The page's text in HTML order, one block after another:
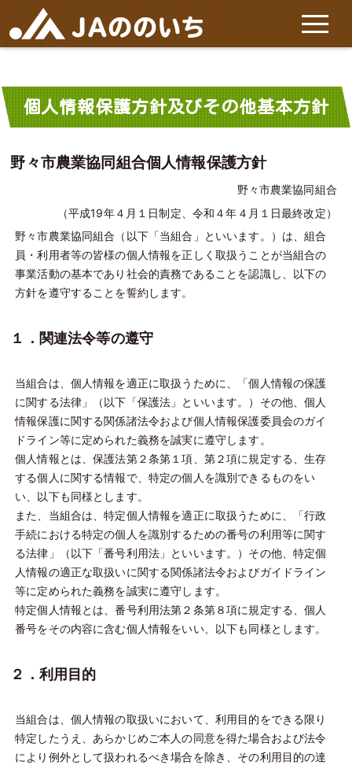
JAののいちについて
施設と店舗
サービス
特産品
個人情報保護方針及びその他基本方針
野々市農業協同組合個人情報保護方針
野々市農業協同組合
（平成19年４月１日制定、令和４年４月１日最終改定）
野々市農業協同組合（以下「当組合」といいます。）は、組合
員・利用者等の皆様の個人情報を正しく取扱うことが当組合の
事業活動の基本であり社会的責務であることを認識し、以下の
方針を遵守することを誓約します。
１．関連法令等の遵守
当組合は、個人情報を適正に取扱うために、「個人情報の保護
に関する法律」（以下「保護法」といいます。）その他、個人
情報保護に関する関係諸法令および個人情報保護委員会のガイ
ドライン等に定められた義務を誠実に遵守します。
個人情報とは、保護法第２条第１項、第２項に規定する、生存
する個人に関する情報で、特定の個人を識別できるものをい
い、以下も同様とします。
また、当組合は、特定個人情報を適正に取扱うために、「行政
手続における特定の個人を識別するための番号の利用等に関す
る法律」（以下「番号利用法」といいます。）その他、特定個
人情報の適正な取扱いに関する関係諸法令およびガイドライン
等に定められた義務を誠実に遵守します。
特定個人情報とは、番号利用法第２条第８項に規定する、個人
番号をその内容に含む個人情報をいい、以下も同様とします。
２．利用目的
当組合は、個人情報の取扱いにおいて、利用目的をできる限り
特定したうえ、あらかじめご本人の同意を得た場合および法令
により例外として扱われるべき場合を除き、その利用目的の達